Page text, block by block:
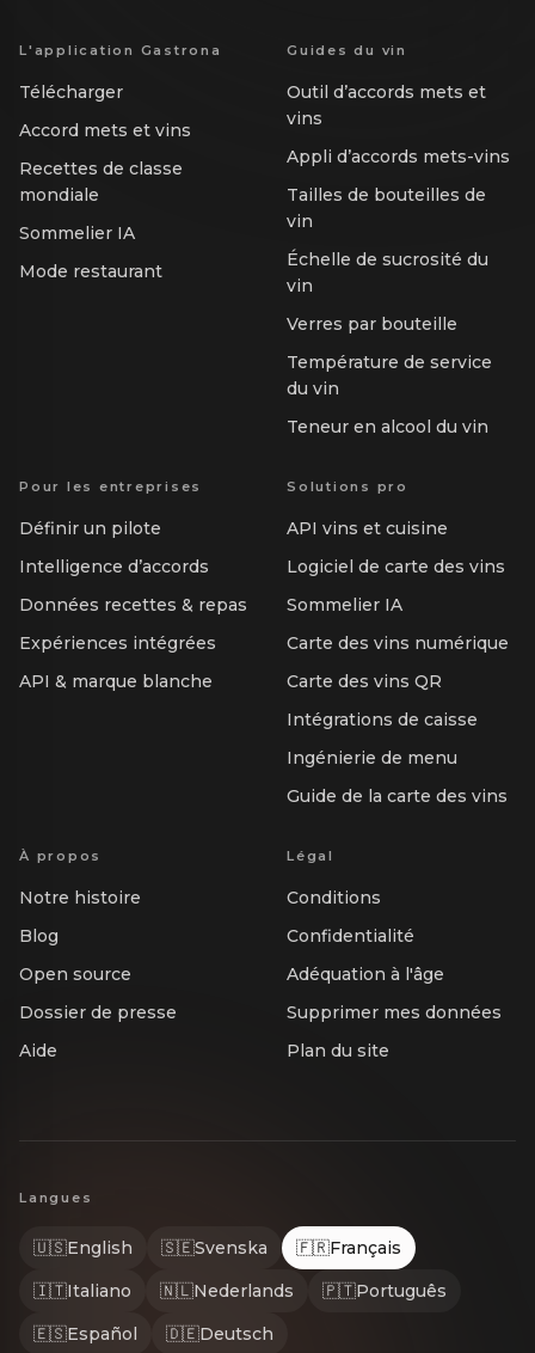
L'application Gastrona
Télécharger
Accord mets et vins
Recettes de classe
mondiale
Sommelier IA
Mode restaurant
Guides du vin
Outil d’accords mets et
vins
Appli d’accords mets-vins
Tailles de bouteilles de
vin
Échelle de sucrosité du
vin
Verres par bouteille
Température de service
du vin
Teneur en alcool du vin
Pour les entreprises
Définir un pilote
Intelligence d’accords
Données recettes & repas
Expériences intégrées
API & marque blanche
Solutions pro
API vins et cuisine
Logiciel de carte des vins
Sommelier IA
Carte des vins numérique
Carte des vins QR
Intégrations de caisse
Ingénierie de menu
Guide de la carte des vins
À propos
Notre histoire
Blog
Open source
Dossier de presse
Aide
Légal
Conditions
Confidentialité
Adéquation à l'âge
Supprimer mes données
Plan du site
Langues
🇺🇸English 🇸🇪Svenska 🇫🇷Français
🇮🇹Italiano 🇳🇱Nederlands 🇵🇹Português
🇪🇸Español 🇩🇪Deutsch